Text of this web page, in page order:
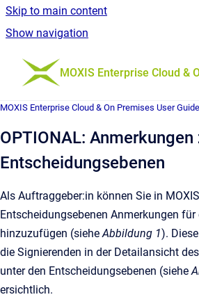
Skip to main content
Show navigation
Go to homepage
MOXIS Enterprise Cloud &
MOXIS Enterprise Cloud & On Premises User
OPTIONAL: Anmerkungen
Entscheidungsebenen
Als Auftraggeber:in können Sie in
Entscheidungsebenen Anmerkungen für
hinzuzufügen (sieheAbbildung 1).
die Signierenden in der Detailansicht
unter den Entscheidungsebenen (siehe
ersichtlich.